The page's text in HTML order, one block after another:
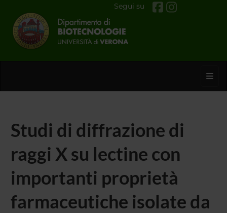
Segui su
Studi di diffrazione di
raggi X su lectine con
importanti proprietà
farmaceutiche isolate da